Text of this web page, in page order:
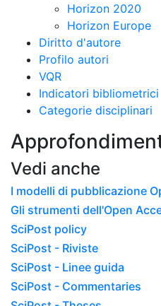
Horizon 2020
Horizon Europe
Diritto d'autore
Profilo autori
VQR
Indicatori bibliometrici
Categorie disciplinari
Vedi anche
I modelli di pubblicazione
Gli strumenti dell'Open
SciPost policy
SciPost - Riviste
SciPost - Linee guida
SciPost - Commentaries